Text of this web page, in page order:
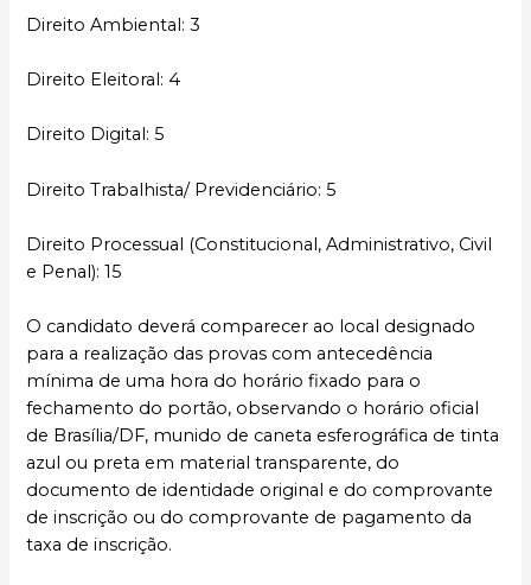
Direito Ambiental: 3
Direito Eleitoral: 4
Direito Digital: 5
Direito Trabalhista/ Previdenciário: 5
Direito Processual (Constitucional, Administrativo, Civil
e Penal): 15
O candidato deverá comparecer ao local designado
para a realização das provas com antecedência
mínima de uma hora do horário fixado para o
fechamento do portão, observando o horário oficial
de Brasília/DF, munido de caneta esferográfica de tinta
azul ou preta em material transparente, do
documento de identidade original e do comprovante
de inscrição ou do comprovante de pagamento da
taxa de inscrição.